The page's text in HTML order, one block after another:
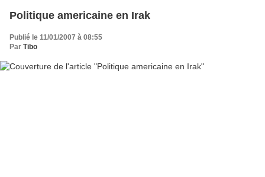
Politique americaine en Irak
Publié le 11/01/2007 à 08:55
Par Tibo